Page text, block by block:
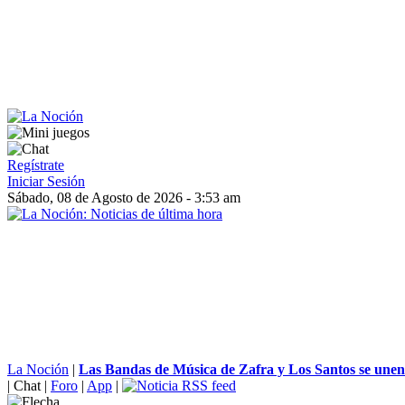
Regístrate
Iniciar Sesión
Sábado, 08 de Agosto de 2026 - 3:53 am
La Noción | Las Bandas de Música de Zafra y Los Santos se
| Chat | Foro | App |